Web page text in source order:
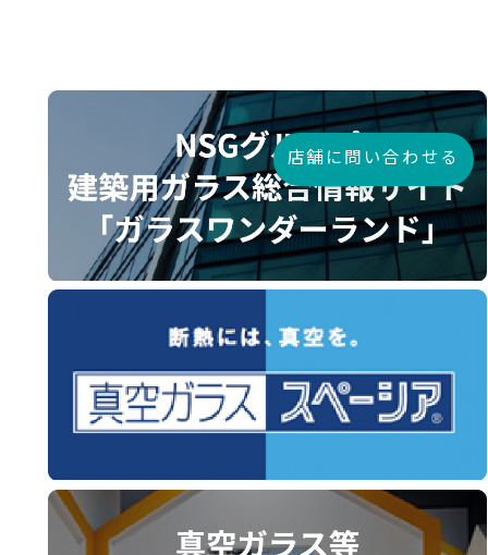
店舗に問い合わせる